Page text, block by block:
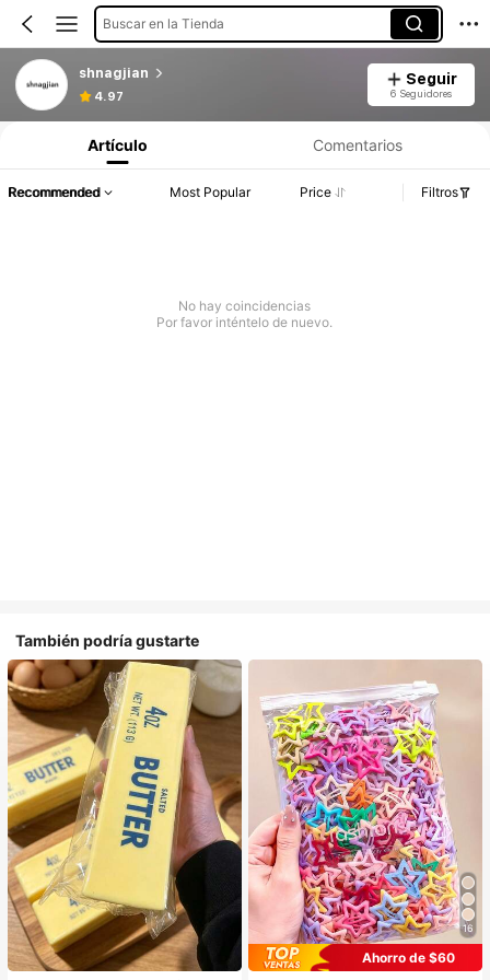
Buscar en la Tienda
shnagjian
4.97
Seguir
6 Seguidores
Artículo Comentarios
Recommended Most Popular Price Filtros
No hay coincidencias
Por favor inténtelo de nuevo.
También podría gustarte
16
Ahorro de $60